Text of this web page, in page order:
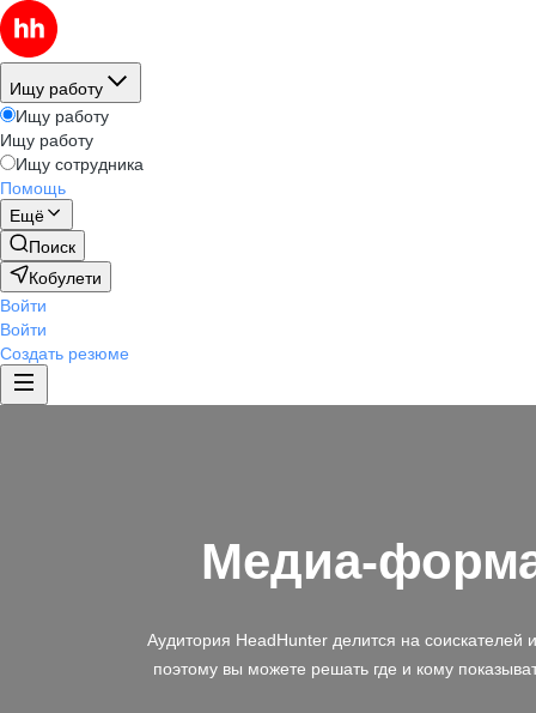
Ищу работу
Ищу работу
Ищу работу
Ищу сотрудника
Помощь
Ещё
Поиск
Кобулети
Войти
Войти
Создать резюме
Медиа-
Аудитория HeadHunter делится на соискателей
поэтому вы можете решать где и кому